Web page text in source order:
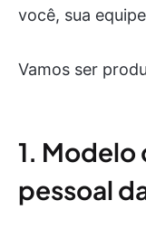
você, sua
Vamos ser
1.
pessoal